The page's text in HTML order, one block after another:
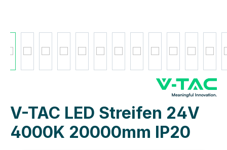
V-TAC LED Streifen 24V
4000K 20000mm IP20